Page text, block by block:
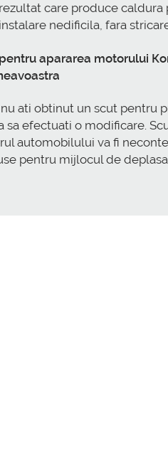
rezultat care produce
instalare nedificila, fara
apararea motorului
nu ati obtinut un scut pentru
sa efectuati o modificare.
automobilului va fi
pentru mijlocul de